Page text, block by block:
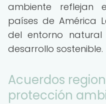
ambiente reflejan
países de América
del entorno
desarrollo sostenible.
Acuerdos
protección